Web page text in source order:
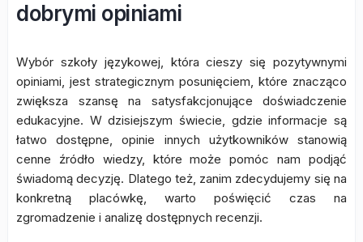
dobrymi opiniami
Wybór szkoły językowej, która cieszy się pozytywnymi
opiniami, jest strategicznym posunięciem, które znacząco
zwiększa szansę na satysfakcjonujące doświadczenie
edukacyjne. W dzisiejszym świecie, gdzie informacje są
łatwo dostępne, opinie innych użytkowników stanowią
cenne źródło wiedzy, które może pomóc nam podjąć
świadomą decyzję. Dlatego też, zanim zdecydujemy się na
konkretną placówkę, warto poświęcić czas na
zgromadzenie i analizę dostępnych recenzji.